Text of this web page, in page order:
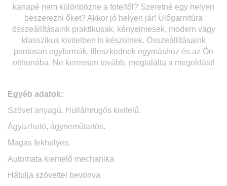
kanapé nem különbözne a foteltől? Szeretné egy helyen
beszerezni őket? Akkor jó helyen jár! Ülőgarnitúra
összeállításaink praktikusak, kényelmesek, modern vagy
klasszikus kivitelben is készülnek. Összeállításaink
pontosan egyformák, illeszkednek egymáshoz és az Ön
otthonába. Ne keressen tovább, megtalálta a megoldást!
Egyéb adatok:
Szövet anyagú. Hullámrugós kivitelű.
Ágyazható, ágyneműtartós.
Magas fekhelyes.
Automata kiemelő mechanika
Hátulja szövettel bevonva